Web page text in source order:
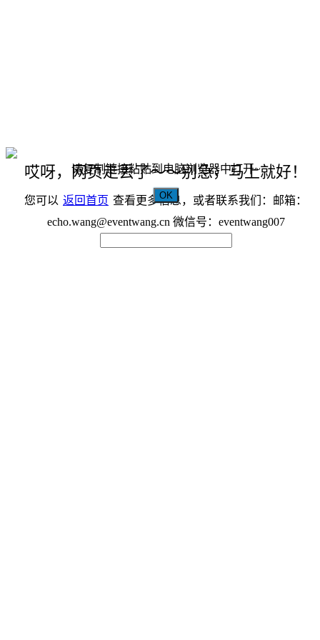
哎呀，网页走丢了～～别急，马上就好！
您可以 返回首页 查看更多信息，或者联系我们：邮箱：
echo.wang@eventwang.cn 微信号：eventwang007
请复制链接粘贴到电脑浏览器中打开~
OK